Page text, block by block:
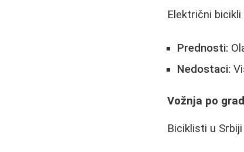
Električni
Prednosti:
Nedostaci:
Vožnja po
Biciklisti u